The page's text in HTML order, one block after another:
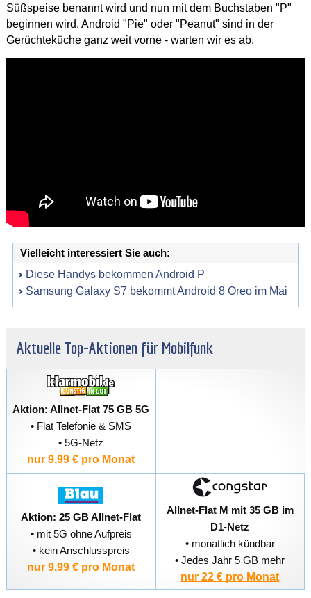
Süßspeise benannt wird und nun mit dem Buchstaben "P"
beginnen wird. Android "Pie" oder "Peanut" sind in der
Gerüchteküche ganz weit vorne - warten wir es ab.
Vielleicht interessiert Sie auch:
Diese Handys bekommen Android P
Samsung Galaxy S7 bekommt Android 8 Oreo im Mai
Aktuelle Top-Aktionen für Mobilfunk
Aktion: Allnet-Flat 75 GB 5G
• Flat Telefonie & SMS
• 5G-Netz
nur 9,99 € pro Monat
Aktion: 25 GB Allnet-Flat
• mit 5G ohne Aufpreis
• kein Anschlusspreis
nur 9,99 € pro Monat
Allnet-Flat M mit 35 GB im
D1-Netz
• monatlich kündbar
• Jedes Jahr 5 GB mehr
nur 22 € pro Monat